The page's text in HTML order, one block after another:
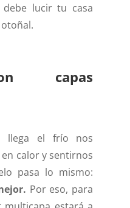
lucir tu casa
capas
llega el frío nos
calor y sentirnos
pasa lo mismo:
Por eso, para